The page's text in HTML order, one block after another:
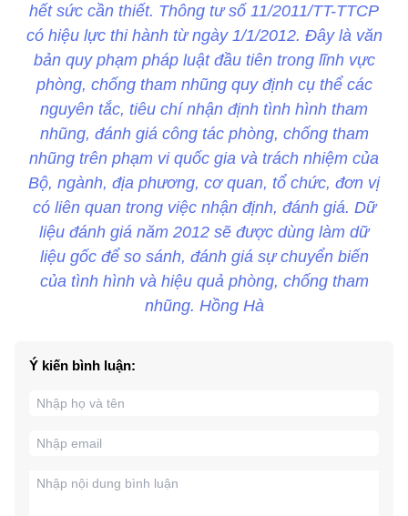
hết sức cần thiết. Thông tư số 11/2011/TT-TTCP
có hiệu lực thi hành từ ngày 1/1/2012. Đây là văn
bản quy phạm pháp luật đầu tiên trong lĩnh vực
phòng, chống tham nhũng quy định cụ thể các
nguyên tắc, tiêu chí nhận định tình hình tham
nhũng, đánh giá công tác phòng, chống tham
nhũng trên phạm vi quốc gia và trách nhiệm của
Bộ, ngành, địa phương, cơ quan, tổ chức, đơn vị
có liên quan trong việc nhận định, đánh giá. Dữ
liệu đánh giá năm 2012 sẽ được dùng làm dữ
liệu gốc để so sánh, đánh giá sự chuyển biến
của tình hình và hiệu quả phòng, chống tham
nhũng. Hồng Hà
Ý kiến bình luận: